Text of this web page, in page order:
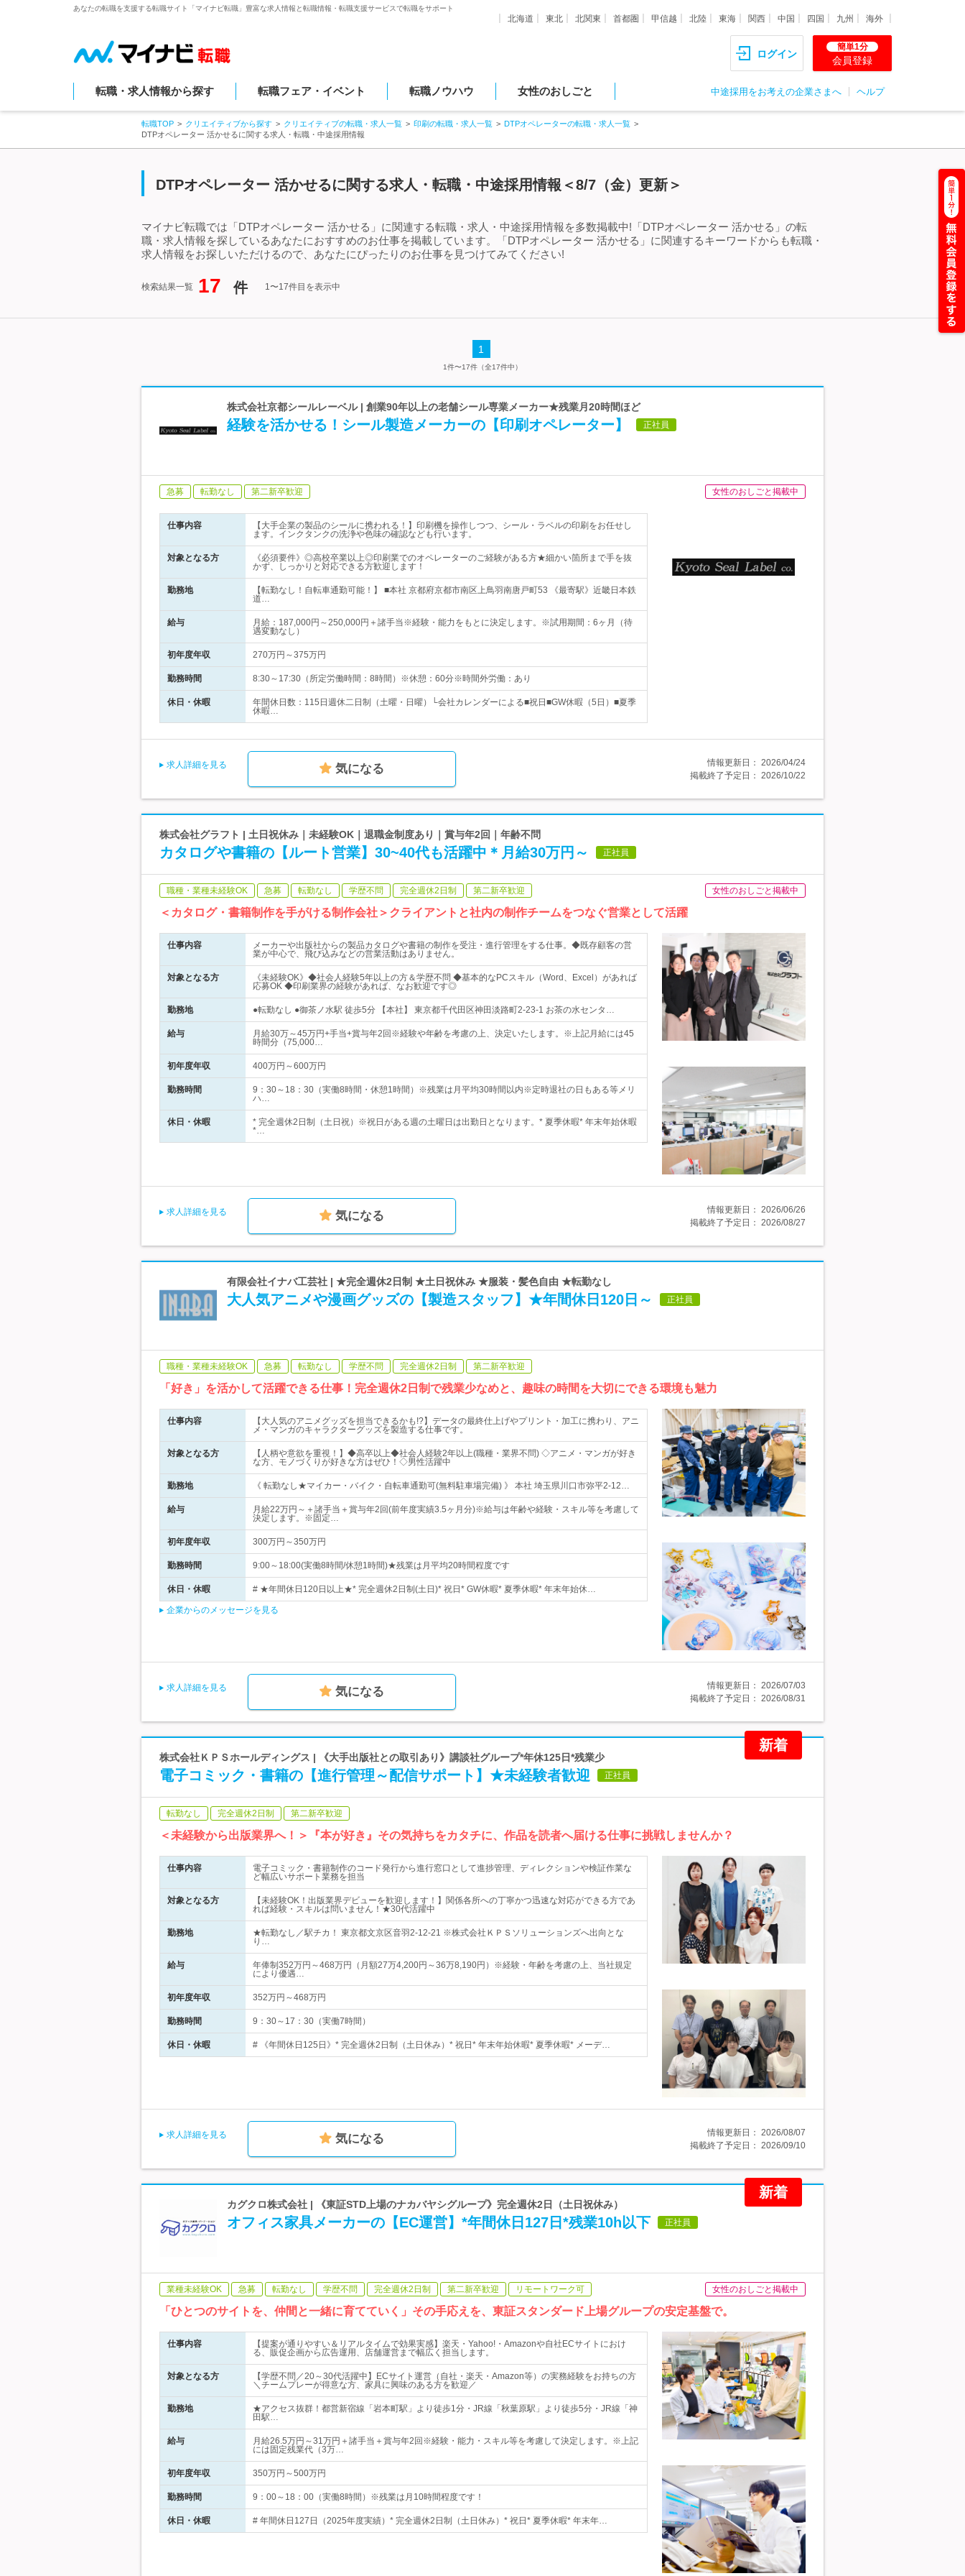
あなたの転職を支援する転職サイト「マイナビ転職」豊富な求人情報と転職情報・転職支援サービスで転職をサポート
北海道 東北 北関東 首都圏 甲信越 北陸 東海 関西 中国 四国 九州 海外
ログイン
簡単1分
会員登録
転職・求人情報から探す 転職フェア・イベント 転職ノウハウ 女性のおしごと 中途採用をお考えの企業さまへ ヘルプ
転職TOP クリエイティブから探す クリエイティブの転職・求人一覧 印刷の転職・求人一覧
DTPオペレーターの転職・求人一覧
DTPオペレーター 活かせるに関する求人・転職・中途採用情報
DTPオペレーター 活かせるに関する求人・転職・中途採用情報＜8/7（金）更新＞
マイナビ転職では「DTPオペレーター 活かせる」に関連する転職・求人・中途採用情報を多数掲載中!「DTPオペレーター 活かせる」の転
職・求人情報を探しているあなたにおすすめのお仕事を掲載しています。「DTPオペレーター 活かせる」に関連するキーワードからも転職・
求人情報をお探しいただけるので、あなたにぴったりのお仕事を見つけてみてください!
検索結果一覧 17 件 1〜17件目を表示中
1
1件〜17件（全17件中）
株式会社京都シールレーベル | 創業90年以上の老舗シール専業メーカー★残業月20時間ほど
経験を活かせる！シール製造メーカーの【印刷オペレーター】 正社員
急募 転勤なし 第二新卒歓迎 女性のおしごと掲載中
仕事内容
【大手企業の製品のシールに携われる！】印刷機を操作しつつ、シール・ラベルの印刷をお任せし
ます。インクタンクの洗浄や色味の確認なども行います。
対象となる方
《必須要件》◎高校卒業以上◎印刷業でのオペレーターのご経験がある方★細かい箇所まで手を抜
かず、しっかりと対応できる方歓迎します！
勤務地
【転勤なし！自転車通勤可能！】 ■本社 京都府京都市南区上鳥羽南唐戸町53 《最寄駅》近畿日本鉄
道…
給与
月給：187,000円～250,000円＋諸手当※経験・能力をもとに決定します。※試用期間：6ヶ月（待
遇変動なし）
初年度年収 270万円～375万円
勤務時間 8:30～17:30（所定労働時間：8時間）※休憩：60分※時間外労働：あり
休日・休暇
年間休日数：115日週休二日制（土曜・日曜）└会社カレンダーによる■祝日■GW休暇（5日）■夏季
休暇…
求人詳細を見る 気になる 情報更新日： 2026/04/24
掲載終了予定日： 2026/10/22
株式会社グラフト | 土日祝休み｜未経験OK｜退職金制度あり｜賞与年2回｜年齢不問
カタログや書籍の【ルート営業】30~40代も活躍中＊月給30万円～ 正社員
職種・業種未経験OK 急募 転勤なし 学歴不問 完全週休2日制 第二新卒歓迎 女性のおしごと掲載中
＜カタログ・書籍制作を手がける制作会社＞クライアントと社内の制作チームをつなぐ営業として活躍
仕事内容
メーカーや出版社からの製品カタログや書籍の制作を受注・進行管理をする仕事。◆既存顧客の営
業が中心で、飛び込みなどの営業活動はありません。
対象となる方
《未経験OK》◆社会人経験5年以上の方＆学歴不問 ◆基本的なPCスキル（Word、Excel）があれば
応募OK ◆印刷業界の経験があれば、なお歓迎です◎
勤務地 ●転勤なし ●御茶ノ水駅 徒歩5分 【本社】 東京都千代田区神田淡路町2-23-1 お茶の水センタ…
給与
月給30万～45万円+手当+賞与年2回※経験や年齢を考慮の上、決定いたします。※上記月給には45
時間分（75,000…
初年度年収 400万円～600万円
勤務時間
9：30～18：30（実働8時間・休憩1時間）※残業は月平均30時間以内※定時退社の日もある等メリ
ハ…
休日・休暇
* 完全週休2日制（土日祝）※祝日がある週の土曜日は出勤日となります。* 夏季休暇* 年末年始休暇
*…
求人詳細を見る 気になる 情報更新日： 2026/06/26
掲載終了予定日： 2026/08/27
有限会社イナバ工芸社 | ★完全週休2日制 ★土日祝休み ★服装・髪色自由 ★転勤なし
大人気アニメや漫画グッズの【製造スタッフ】★年間休日120日～ 正社員
職種・業種未経験OK 急募 転勤なし 学歴不問 完全週休2日制 第二新卒歓迎
「好き」を活かして活躍できる仕事！完全週休2日制で残業少なめと、趣味の時間を大切にできる環境も魅力
仕事内容
【大人気のアニメグッズを担当できるかも!?】データの最終仕上げやプリント・加工に携わり、アニ
メ・マンガのキャラクターグッズを製造する仕事です。
対象となる方
【人柄や意欲を重視！】◆高卒以上◆社会人経験2年以上(職種・業界不問) ◇アニメ・マンガが好き
な方、モノづくりが好きな方はぜひ！◇男性活躍中
勤務地 《 転勤なし★マイカー・バイク・自転車通勤可(無料駐車場完備) 》 本社 埼玉県川口市弥平2-12…
給与
月給22万円～＋諸手当＋賞与年2回(前年度実績3.5ヶ月分)※給与は年齢や経験・スキル等を考慮して
決定します。※固定…
初年度年収 300万円～350万円
勤務時間 9:00～18:00(実働8時間/休憩1時間)★残業は月平均20時間程度です
休日・休暇 # ★年間休日120日以上★* 完全週休2日制(土日)* 祝日* GW休暇* 夏季休暇* 年末年始休…
企業からのメッセージを見る
求人詳細を見る 気になる 情報更新日： 2026/07/03
掲載終了予定日： 2026/08/31
新着
株式会社ＫＰＳホールディングス | 《大手出版社との取引あり》講談社グループ*年休125日*残業少
電子コミック・書籍の【進行管理～配信サポート】★未経験者歓迎 正社員
転勤なし 完全週休2日制 第二新卒歓迎
＜未経験から出版業界へ！＞『本が好き』その気持ちをカタチに、作品を読者へ届ける仕事に挑戦しませんか？
仕事内容
電子コミック・書籍制作のコード発行から進行窓口として進捗管理、ディレクションや検証作業な
ど幅広いサポート業務を担当
対象となる方
【未経験OK！出版業界デビューを歓迎します！】関係各所への丁寧かつ迅速な対応ができる方であ
れば経験・スキルは問いません！★30代活躍中
勤務地
★転勤なし／駅チカ！ 東京都文京区音羽2-12-21 ※株式会社ＫＰＳソリューションズへ出向とな
り…
給与
年俸制352万円～468万円（月額27万4,200円～36万8,190円）※経験・年齢を考慮の上、当社規定
により優遇…
初年度年収 352万円～468万円
勤務時間 9：30～17：30（実働7時間）
休日・休暇 # 《年間休日125日》* 完全週休2日制（土日休み）* 祝日* 年末年始休暇* 夏季休暇* メーデ…
求人詳細を見る 気になる 情報更新日： 2026/08/07
掲載終了予定日： 2026/09/10
新着
カグクロ株式会社 | 《東証STD上場のナカバヤシグループ》完全週休2日（土日祝休み）
オフィス家具メーカーの【EC運営】*年間休日127日*残業10h以下 正社員
業種未経験OK 急募 転勤なし 学歴不問 完全週休2日制 第二新卒歓迎 リモートワーク可 女性のおしごと掲載中
「ひとつのサイトを、仲間と一緒に育てていく」その手応えを、東証スタンダード上場グループの安定基盤で。
仕事内容
【提案が通りやすい＆リアルタイムで効果実感】楽天・Yahoo!・Amazonや自社ECサイトにおけ
る、販促企画から広告運用、店舗運営まで幅広く担当します。
対象となる方
【学歴不問／20～30代活躍中】ECサイト運営（自社・楽天・Amazon等）の実務経験をお持ちの方
＼チームプレーが得意な方、家具に興味のある方を歓迎／
勤務地
★アクセス抜群！都営新宿線「岩本町駅」より徒歩1分・JR線「秋葉原駅」より徒歩5分・JR線「神
田駅…
給与
月給26.5万円～31万円＋諸手当＋賞与年2回※経験・能力・スキル等を考慮して決定します。※上記
には固定残業代（3万…
初年度年収 350万円～500万円
勤務時間 9：00～18：00（実働8時間）※残業は月10時間程度です！
休日・休暇 # 年間休日127日（2025年度実績）* 完全週休2日制（土日休み）* 祝日* 夏季休暇* 年末年…